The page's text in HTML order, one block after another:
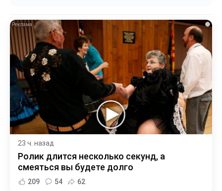
i
23 ч. назад
Ролик длится несколько секунд, а
смеяться вы будете долго
209 54 62